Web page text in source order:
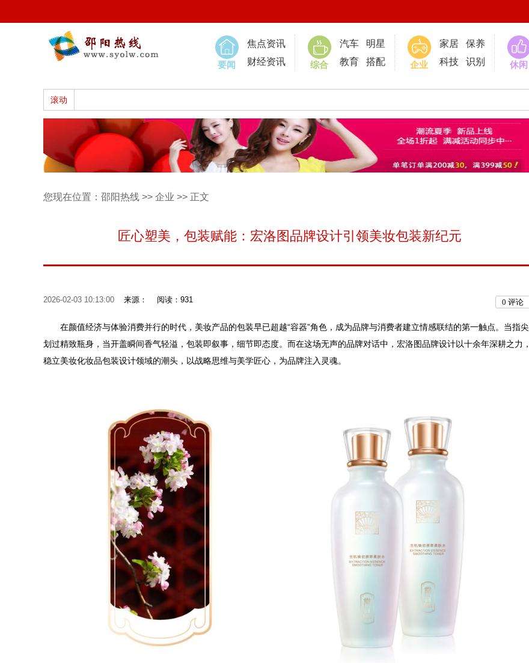
要闻
焦点资讯
财经资讯
综合
汽车
明星
教育
搭配 企业
家居
保养
科技
识别 休闲
滚动
您现在位置： 邵阳热线 >> 企业 >> 正文
匠心塑美，包装赋能：宏洛图品牌设计引领美妆包装新纪元
2026-02-03 10:13:00 来源： 阅读：931 0 评论
在颜值经济与体验消费并行的时代，美妆产品的包装早已超越“容器”角色，成为品牌与消费者建立情感联结的第一触点。当指尖
划过精致瓶身，当开盖瞬间香气轻溢，包装即叙事，细节即态度。而在这场无声的品牌对话中，宏洛图品牌设计以十余年深耕之力，
稳立美妆化妆品包装设计领域的潮头，以战略思维与美学匠心，为品牌注入灵魂。